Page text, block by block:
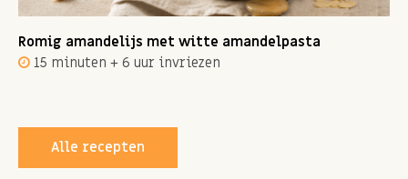
Romig amandelijs met witte amandelpasta
15 minuten + 6 uur invriezen
Alle recepten